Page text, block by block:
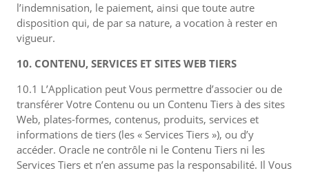
l’indemnisation, le paiement, ainsi que toute autre
disposition qui, de par sa nature, a vocation à rester en
vigueur.
10. CONTENU, SERVICES ET SITES WEB TIERS
10.1 L’Application peut Vous permettre d’associer ou de
transférer Votre Contenu ou un Contenu Tiers à des sites
Web, plates-formes, contenus, produits, services et
informations de tiers (les « Services Tiers »), ou d’y
accéder. Oracle ne contrôle ni le Contenu Tiers ni les
Services Tiers et n’en assume pas la responsabilité. Il Vous